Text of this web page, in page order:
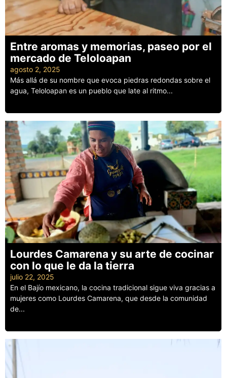
Entre aromas y memorias, paseo por el
mercado de Teloloapan
agosto 2, 2025
Más allá de su nombre que evoca piedras redondas sobre el
agua, Teloloapan es un pueblo que late al ritmo...
Lourdes Camarena y su arte de cocinar
con lo que le da la tierra
julio 22, 2025
En el Bajío mexicano, la cocina tradicional sigue viva gracias a
mujeres como Lourdes Camarena, que desde la comunidad
de...